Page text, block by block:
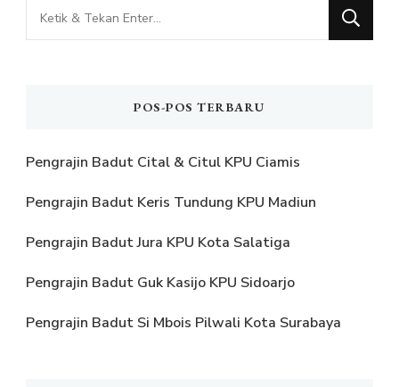
Mencari
Sesuatu?
POS-POS TERBARU
Pengrajin Badut Cital & Citul KPU Ciamis
Pengrajin Badut Keris Tundung KPU Madiun
Pengrajin Badut Jura KPU Kota Salatiga
Pengrajin Badut Guk Kasijo KPU Sidoarjo
Pengrajin Badut Si Mbois Pilwali Kota Surabaya